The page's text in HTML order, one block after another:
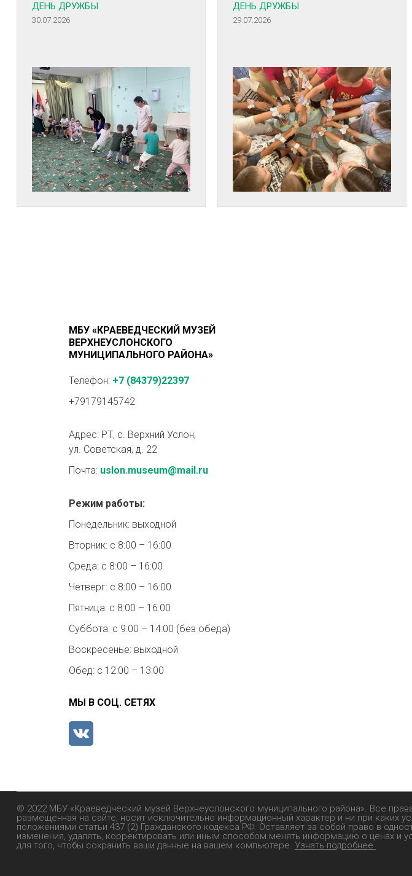
ДЕНЬ ДРУЖБЫ
30.07.2026
ДЕНЬ ДРУЖБЫ
29.07.2026
МБУ «КРАЕВЕДЧЕСКИЙ МУЗЕЙ
ВЕРХНЕУСЛОНСКОГО
МУНИЦИПАЛЬНОГО РАЙОНА»
Телефон: +7 (84379)22397
+79179145742
Адрес: РТ, с. Верхний Услон,
ул. Советская, д. 22
Почта: uslon.museum@mail.ru
Режим работы:
Понедельник: выходной
Вторник: с 8:00 – 16:00
Среда: с 8:00 – 16:00
Четверг: с 8:00 – 16:00
Пятница: с 8:00 – 16:00
Суббота: с 9:00 – 14:00 (без обеда)
Воскресенье: выходной
Обед: с 12:00 – 13:00
МЫ В СОЦ. СЕТЯХ
© 2022 МБУ «Краеведческий музей Верхнеуслонского муниципального района». Все
размещенная на сайте, носит исключительно информационный характер и ни при каких
положениями статьи 437 (2) Гражданского кодекса РФ. Оставляет за собой право в
изменения, удалять, корректировать или иным способом менять информацию о ценах и
для того, чтобы сохранить ваши данные на вашем компьютере. Узнать подробнее.